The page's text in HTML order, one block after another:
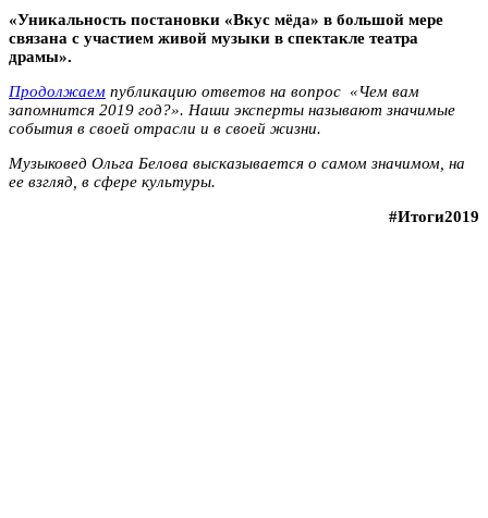
«Уникальность постановки «Вкус мёда» в большой мере
связана с участием живой музыки в спектакле театра
драмы».
Продолжаем публикацию ответов на вопрос «Чем вам
запомнится 2019 год?». Наши эксперты называют значимые
события в своей отрасли и в своей жизни.
Музыковед Ольга Белова высказывается о самом значимом, на
ее взгляд, в сфере культуры.
#Итоги2019